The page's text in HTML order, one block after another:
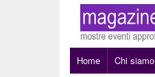
Home Chi siamo